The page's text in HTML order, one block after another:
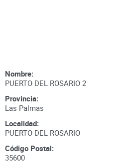
Nombre:
PUERTO DEL ROSARIO 2
Provincia:
Las Palmas
Localidad:
PUERTO DEL ROSARIO
Código Postal:
35600